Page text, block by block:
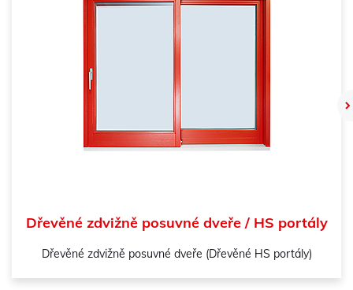
Dřevěné zdvižně posuvné dveře / HS portály
Dřevěné zdvižně posuvné dveře (Dřevěné HS portály)